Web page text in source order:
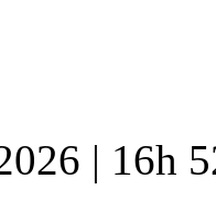
| 16h